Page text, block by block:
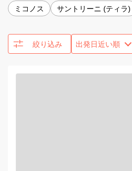
ミコノス サントリーニ (ティラ)
絞り込み